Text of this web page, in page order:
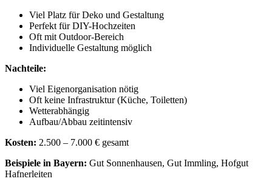
Viel Platz für Deko und Gestaltung
Perfekt für DIY-Hochzeiten
Oft mit Outdoor-Bereich
Individuelle Gestaltung möglich
Nachteile:
Viel Eigenorganisation nötig
Oft keine Infrastruktur (Küche, Toiletten)
Wetterabhängig
Aufbau/Abbau zeitintensiv
Kosten: 2.500 – 7.000 € gesamt
Beispiele in Bayern: Gut Sonnenhausen, Gut Immling, Hofgut
Hafnerleiten